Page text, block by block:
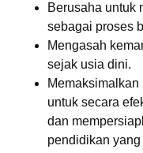
Berusaha untuk
sebagai proses
Mengasah
sejak usia dini.
untuk secara
dan
pendidikan